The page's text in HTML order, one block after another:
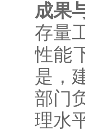
成果
存量
性能
是，
部门
理水